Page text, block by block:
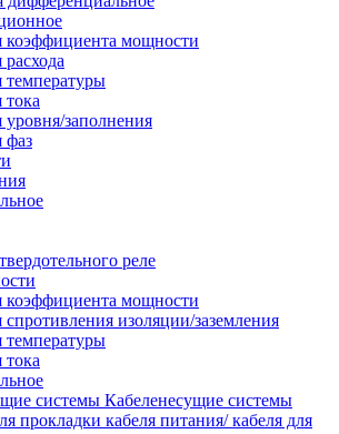
коэффициента мощности
расхода
температуры
тока
уровня/заполнения
фаз
реле
коэффициента мощности
спротивления изоляции/заземления
температуры
тока
Кабеленесущие системы
прокладки кабеля питания/ кабеля для